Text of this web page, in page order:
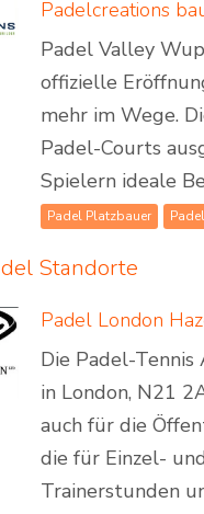
Padel Valley
offizielle
mehr im Wege.
Padel-Courts
Spielern ideale
Padel Platzbauer
Standorte
Padel London
Die Padel-Tennis
in London, N21
auch für die
die für Einzel-
Trainerstunden